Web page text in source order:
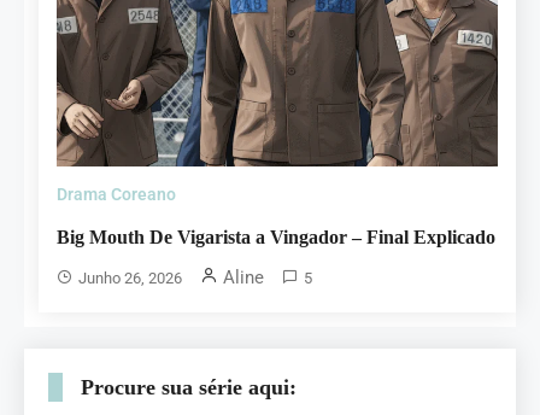
Drama Coreano
Big Mouth De Vigarista a Vingador – Final Explicado
Junho 26, 2026 Aline 5
Procure sua série aqui: